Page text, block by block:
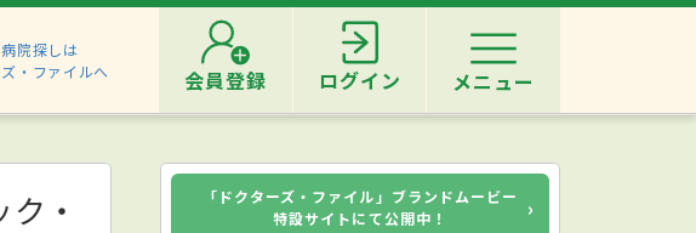
院探しは
・ファイルへ
会員登録 ログイン メニュー
・
「ドクターズ・ファイル」ブランドムービー
特設サイトにて公開中！
›